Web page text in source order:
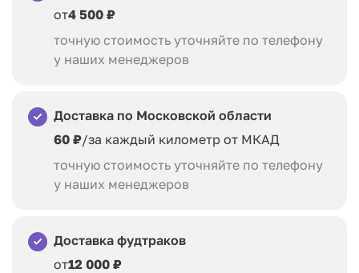
от4 500 ₽
точную стоимость уточняйте по телефону
у наших менеджеров
Доставка по Московской области
60 ₽/за каждый километр от МКАД
точную стоимость уточняйте по телефону
у наших менеджеров
Доставка фудтраков
от12 000 ₽